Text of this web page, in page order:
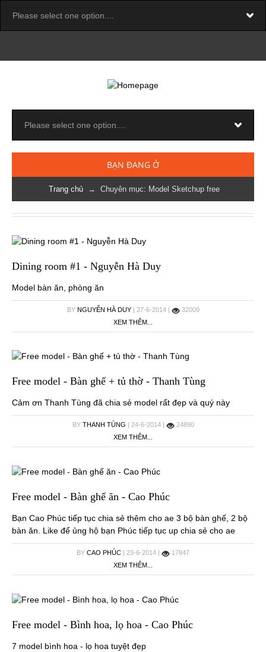
BẠN ĐANG Ở
Trang chủ→ Chuyên mục: Model Sketchup free
Dining room #1 - Nguyễn Hà Duy
Model bàn ăn, phòng ăn
BY NGUYỄN HÀ DUY| 27-6-2014 |
32009
XEM THÊM...
Free model - Bàn ghế + tủ thờ - Thanh Tùng
Cảm ơn Thanh Tùng đã chia sẻ model rất đẹp và quý này
BY THANH TÙNG | 24-6-2014 |
24890
XEM THÊM...
Free model - Bàn ghế ăn - Cao Phúc
Bạn Cao Phúc tiếp tục chia sẻ thêm cho ae 3 bộ bàn ghế, 2 bộ
bàn ăn. Like để ủng hộ bạn Phúc tiếp tục up chia sẻ cho ae
BY CAO PHÚC | 23-6-2014 |
17847
XEM THÊM...
Free model - Bình hoa, lọ hoa - Cao Phúc
7 model bình hoa - lọ hoa tuyệt đẹp